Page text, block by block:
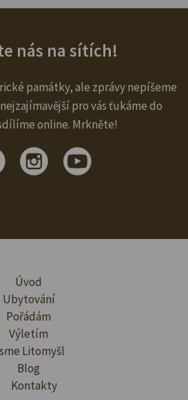
nás na sítích!
památky, ale zprávy nepíšeme
pro vás ťukáme do
online. Mrkněte!
Úvod
Ubytování
Pořádám
Výletím
Litomyšl
Blog
Kontakty